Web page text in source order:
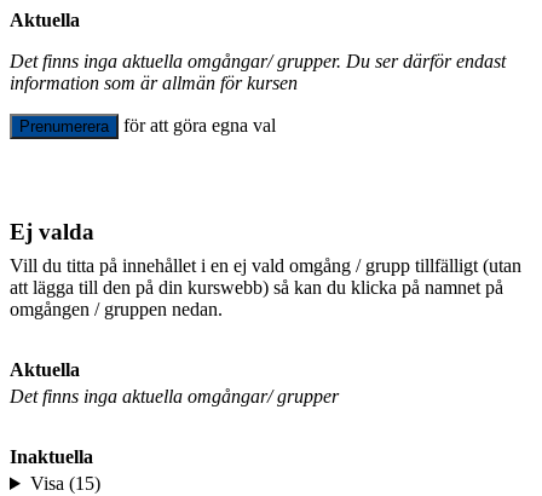
Aktuella
Det finns inga aktuella omgångar/ grupper. Du ser därför endast
information som är allmän för kursen
Prenumerera för att göra egna val
Ej valda
Vill du titta på innehållet i en ej vald omgång / grupp tillfälligt (utan
att lägga till den på din kurswebb) så kan du klicka på namnet på
omgången / gruppen nedan.
Aktuella
Det finns inga aktuella omgångar/ grupper
Inaktuella
Visa (15)